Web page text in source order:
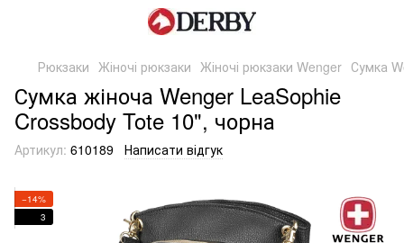
Рюкзаки Жіночі рюкзаки Жіночі рюкзаки Wenger Сумка
Сумка жіноча Wenger LeaSophie
Crossbody Tote 10", чорна
Артикул: 610189 Написати відгук
−14%
3